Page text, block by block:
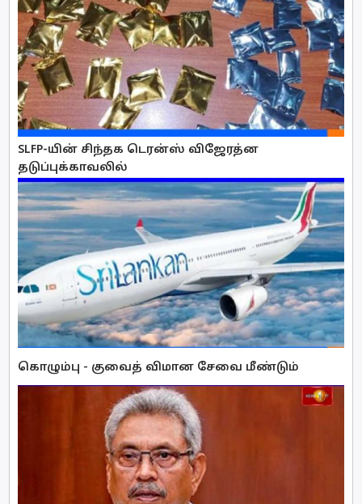
SLFP-யின் சிந்தக டெரன்ஸ் விஜேரத்ன
தடுப்புக்காவலில்
கொழும்பு - குவைத் விமான சேவை மீண்டும்